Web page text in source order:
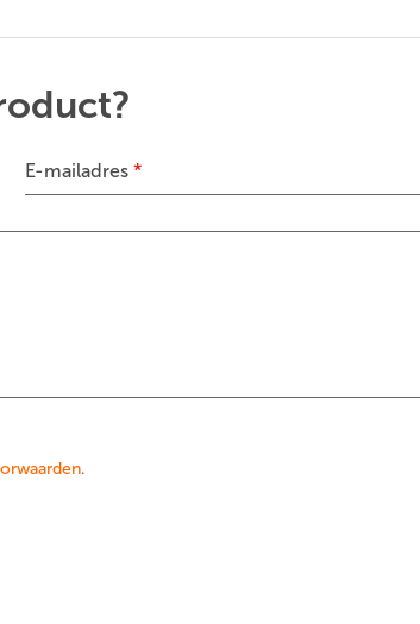
E-mailadres *
.